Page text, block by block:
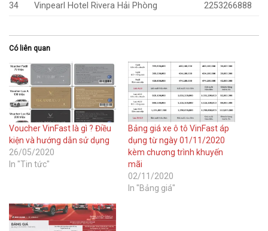
34
Vinpearl Hotel Rivera Hải Phòng 2253266888
Có liên quan
Voucher VinFast là gì ? Điều
kiện và hướng dẫn sử dụng
26/05/2020
In "Tin tức"
Bảng giá xe ô tô VinFast áp
dụng từ ngày 01/11/2020
kèm chương trình khuyến
mãi
02/11/2020
In "Bảng giá"